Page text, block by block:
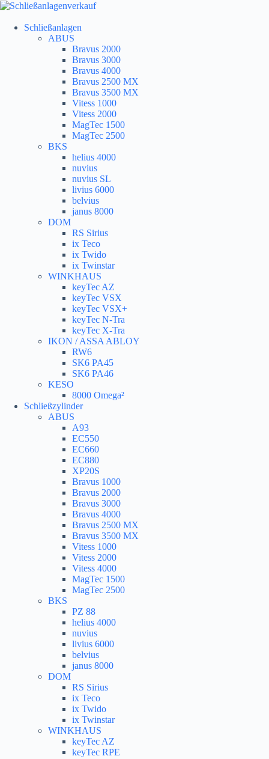
Schließanlagen
ABUS
Bravus 2000
Bravus 3000
Bravus 4000
Bravus 2500 MX
Bravus 3500 MX
Vitess 1000
Vitess 2000
MagTec 1500
MagTec 2500
BKS
helius 4000
nuvius
nuvius SL
livius 6000
belvius
janus 8000
DOM
RS Sirius
ix Teco
ix Twido
ix Twinstar
WINKHAUS
keyTec AZ
keyTec VSX
keyTec VSX+
keyTec N-Tra
keyTec X-Tra
IKON / ASSA ABLOY
RW6
SK6 PA45
SK6 PA46
KESO
8000 Omega²
Schließzylinder
ABUS
A93
EC550
EC660
EC880
XP20S
Bravus 1000
Bravus 2000
Bravus 3000
Bravus 4000
Bravus 2500 MX
Bravus 3500 MX
Vitess 1000
Vitess 2000
Vitess 4000
MagTec 1500
MagTec 2500
BKS
PZ 88
helius 4000
nuvius
livius 6000
belvius
janus 8000
DOM
RS Sirius
ix Teco
ix Twido
ix Twinstar
WINKHAUS
keyTec AZ
keyTec RPE